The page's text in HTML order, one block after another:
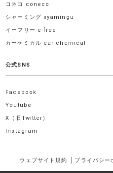
コネコ coneco
シャーミング syamingu
イーフリー e-free
カーケミカル car-chemical
公式SNS
Facebook
Youtube
X（旧Twitter）
Instagram
ウェブサイト規約 プライバシー